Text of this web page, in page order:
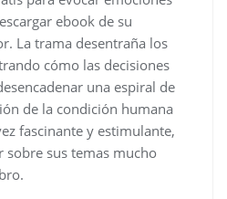
ebook de su
La trama desentraña los
cómo las decisiones
una espiral de
de la condición humana
fascinante y estimulante,
sus temas mucho